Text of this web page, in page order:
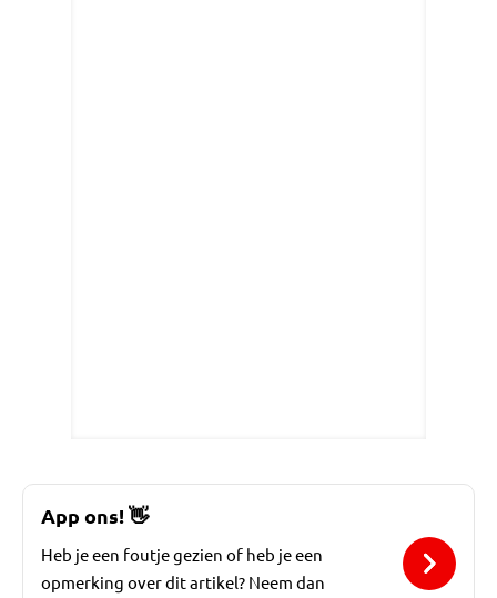
App ons!👋
Heb je een foutje gezien of heb je een
opmerking over dit artikel? Neem dan